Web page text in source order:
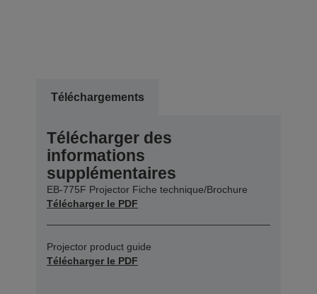
Téléchargements
Télécharger des
informations
supplémentaires
EB-775F Projector Fiche technique/Brochure
Télécharger le PDF
Projector product guide
Télécharger le PDF